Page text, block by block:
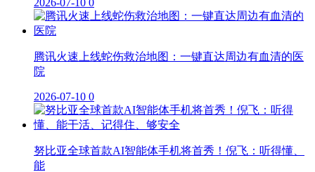
腾讯火速上线蛇伤救治地图：一键直达周边有血清的医
院
2026-07-10 0
努比亚全球首款AI智能体手机将首秀！倪飞：听得懂、
能